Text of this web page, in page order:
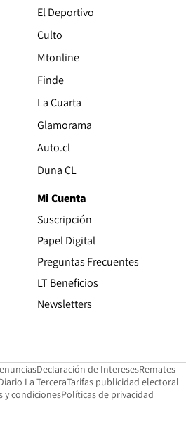
El Deportivo
Culto
Mtonline
Finde
La Cuarta
Glamorama
Auto.cl
Duna CL
window
Mi Cuenta
Suscripción
Papel Digital
Preguntas Frecuentes
LT Beneficios
Newsletters
Opens in new window
Declaración de InteresesOpens in
Remates
window
La TerceraOpens in new window
Tarifas publicidad electoral
new window
y condicionesPolíticas de privacidad